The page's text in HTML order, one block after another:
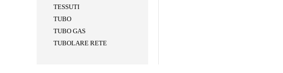
TESSUTI
TUBO
TUBO GAS
TUBOLARE RETE